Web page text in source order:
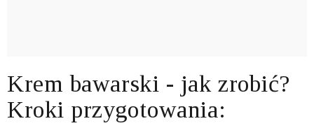
Krem bawarski - jak zrobić?
Kroki przygotowania: